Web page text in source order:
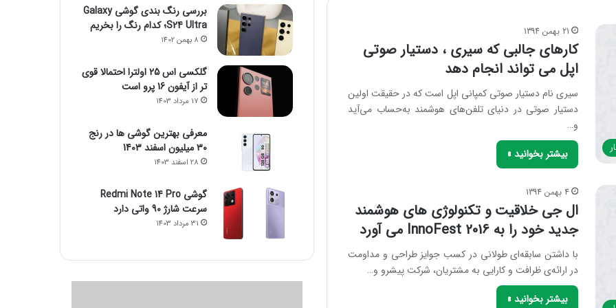
21 بهمن 1394
کارهای جالبی که سیری ، دستیار صوتی
اپل می تواند انجام دهد
سیری نام دستیار صوتی کمپانی اپل است که در حقیقت اولین
دستیار صوتی در دنیای تلفن‌های هوشمند به‌حساب می‌آید
و…
بیشتر بخوانید »
4 بهمن 1394
ال جی خلاقیت و تکنولوژی های هوشمند
جدید خود را به InnoFest 2016 می آورد
با داشتن سابقه‌ای طولانی در کسب جوایز طراحی و مداومت
در ارائه‌ی ظرافت و کارایی به مشتریان، شرکت پیشرو و…
بیشتر بخوانید »
بررسی رنگ بندی گوشی Galaxy
S24 Ultra؛ کدام رنگ را بخریم
8 بهمن 1402
گلکسی اس 25 اولترا احتمالا قوی
تر از آیفون 16 پرو است
17 مرداد 1403
معرفی بهترین گوشی ها در رنج
۳۰ میلیون اسفند 1403
28 اسفند 1403
گوشی Redmi Note 14 Pro
سرعت شارژ 90 واتی دارد
31 مرداد 1403